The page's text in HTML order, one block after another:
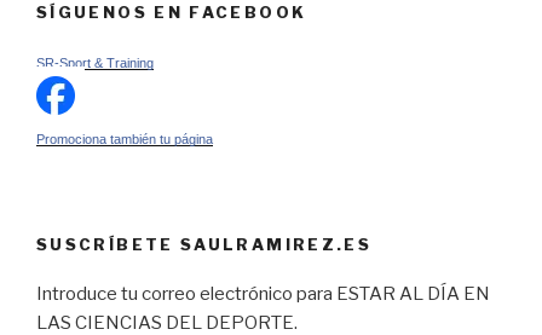
SÍGUENOS EN FACEBOOK
SR-Sport & Training
Promociona también tu página
SUSCRÍBETE SAULRAMIREZ.ES
Introduce tu correo electrónico para ESTAR AL DÍA EN
LAS CIENCIAS DEL DEPORTE.